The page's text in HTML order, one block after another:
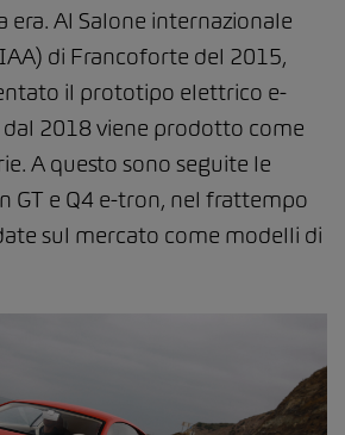
era. Al Salone internazionale
di Francoforte del 2015,
il prototipo elettrico e-
2018 viene prodotto come
A questo sono seguite le
GT e Q4 e-tron, nel frattempo
sul mercato come modelli di